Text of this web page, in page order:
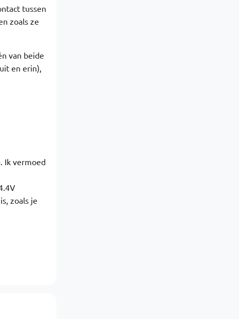
tussen
zoals ze
van beide
en erin),
Ik vermoed
zoals je